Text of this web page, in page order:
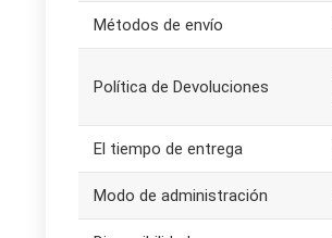
Métodos de envío
Política de Devoluciones
El tiempo de entrega
Modo de administración